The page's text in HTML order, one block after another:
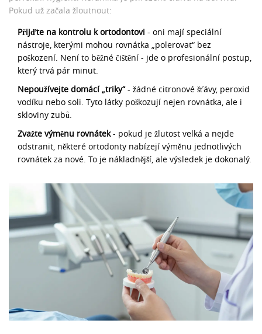
Pokud už začala žloutnout:
Přijďte na kontrolu k ortodontovi - oni mají speciální
nástroje, kterými mohou rovnátka „polerovat“ bez
poškození. Není to běžné čištění - jde o profesionální postup,
který trvá pár minut.
Nepoužívejte domácí „triky“- žádné citronové šťávy, peroxid
vodíku nebo soli. Tyto látky poškozují nejen rovnátka, ale i
skloviny zubů.
Zvažte výměnu rovnátek- pokud je žlutost velká a nejde
odstranit, některé ortodonty nabízejí výměnu jednotlivých
rovnátek za nové. To je nákladnější, ale výsledek je dokonalý.